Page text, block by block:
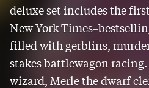
deluxe set includes the
New York
filled with gerblins,
stakes battlewagon
wizard, Merle the dwarf